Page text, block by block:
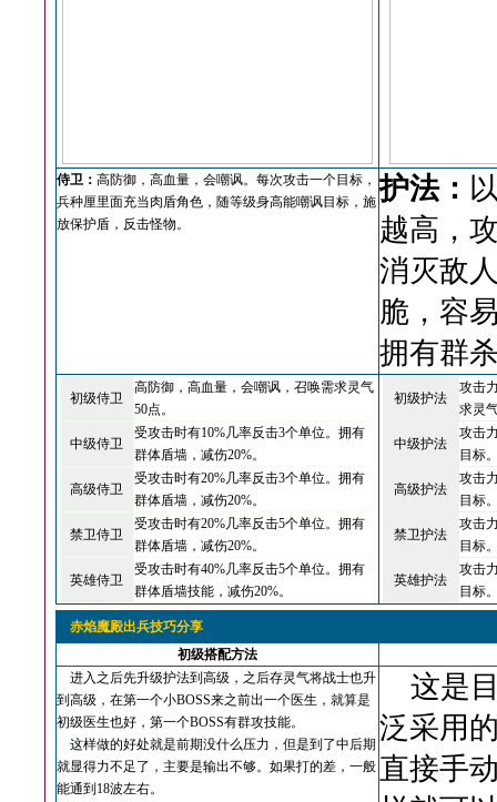
侍卫： 高防御，高血量，会嘲讽。每次攻击一个目标，
兵种厘里面充当肉盾角色，随等级身高能嘲讽目标，施
放保护盾，反击怪物。
护法：
越高，
消灭敌
脆，容
拥有群
初级侍卫
高防御，高血量，会嘲讽，召唤需求灵气
50点。
中级侍卫
受攻击时有10%几率反击3个单位。拥有
群体盾墙，减伤20%。
高级侍卫
受攻击时有20%几率反击3个单位。拥有
群体盾墙，减伤20%。
禁卫侍卫
受攻击时有20%几率反击5个单位。拥有
群体盾墙，减伤20%。
英雄侍卫
受攻击时有40%几率反击5个单位。拥有
群体盾墙技能，减伤20%。
初级护法
攻击
求灵
中级护法
攻击
目标
高级护法
攻击
目标
禁卫护法
攻击
目标
英雄护法
攻击
目标
赤焰魔殿出兵技巧分享
初级搭配方法
进入之后先升级护法到高级，之后存灵气将战士也升
到高级，在第一个小BOSS来之前出一个医生，就算是
初级医生也好，第一个BOSS有群攻技能。
这样做的好处就是前期没什么压力，但是到了中后期
就显得力不足了，主要是输出不够。如果打的差，一般
能通到18波左右。
这是
泛采用
直接手